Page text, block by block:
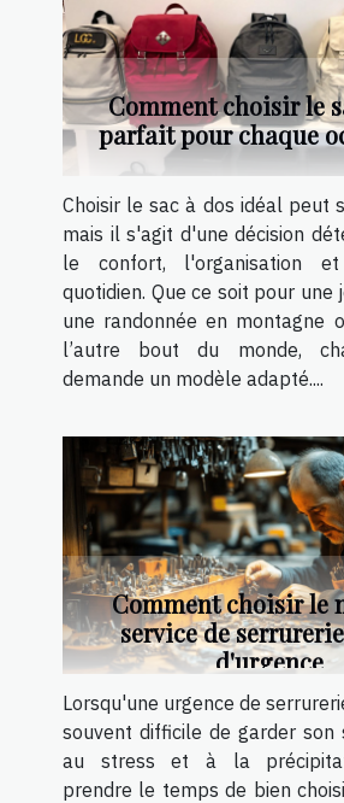
Comment choisir le
parfait pour chaque
Choisir le sac à dos idéal peut
mais il s'agit d'une décision
le confort, l'organisation
quotidien. Que ce soit pour une
une randonnée en montagne
l’autre bout du monde,
demande un modèle adapté....
Comment choisir le
service de
d'urgence
Lorsqu'une urgence de
souvent difficile de garder son
au stress et à la
prendre le temps de bien